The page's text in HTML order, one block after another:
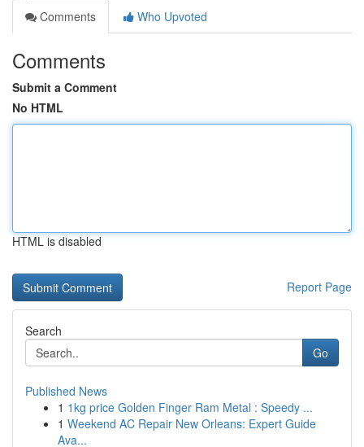
Comments
Who Upvoted
Comments
Submit a Comment
No HTML
HTML is disabled
Report Page
Search
Go
Published News
1 1kg price Golden Finger Ram Metal : Speedy ...
1 Weekend AC Repair New Orleans: Expert Guide
Ava...